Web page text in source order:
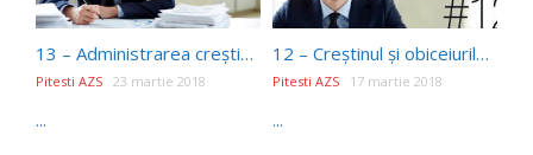
13 – Administrarea creștină – privilegiu și responsabilitate | Principii de Administrare
Pitesti AZS 23 martie 2018
...
12 – Creștinul și obiceiurile sale | Principii de Administrare
Pitesti AZS 17 martie 2018
...